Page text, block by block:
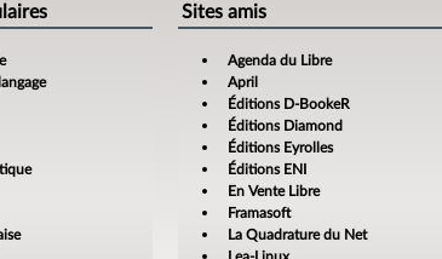
Sites amis
Agenda du Libre
April
Éditions D-BookeR
Éditions Diamond
Éditions Eyrolles
Éditions ENI
En Vente Libre
Framasoft
La Quadrature du Net